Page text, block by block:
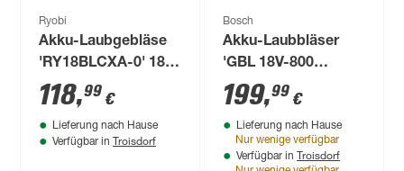
Ryobi
Akku-Laubgebläse
'RY18BLCXA-0' 18 V
ohne Akku und
Ladegerät
118,99 €
Lieferung nach Hause
Verfügbar in Troisdorf
Bosch
Akku-Laubbläser
'GBL 18V-800
Professional' ohne
Akku und Ladegerät
199,99 €
Lieferung nach Hause
Nur wenige verfügbar
Verfügbar in Troisdorf